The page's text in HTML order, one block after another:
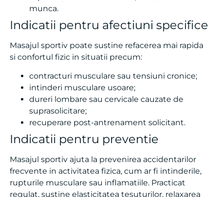
Indicatii pentru afectiuni specifice
Masajul sportiv poate sustine refacerea mai rapida
si confortul fizic in situatii precum:
contracturi musculare sau tensiuni cronice;
intinderi musculare usoare;
dureri lombare sau cervicale cauzate de
suprasolicitare;
recuperare post-antrenament solicitant.
Indicatii pentru preventie
Masajul sportiv ajuta la prevenirea accidentarilor
frecvente in activitatea fizica, cum ar fi intinderile,
rupturile musculare sau inflamatiile. Practicat
regulat, sustine elasticitatea tesuturilor, relaxarea
profunda si o mai buna adaptare a corpului la efort.